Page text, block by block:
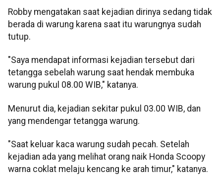
Robby mengatakan saat kejadian dirinya sedang tidak
berada di warung karena saat itu warungnya sudah
tutup.
"Saya mendapat informasi kejadian tersebut dari
tetangga sebelah warung saat hendak membuka
warung pukul 08.00 WIB," katanya.
Menurut dia, kejadian sekitar pukul 03.00 WIB, dan
yang mendengar tetangga warung.
"Saat keluar kaca warung sudah pecah. Setelah
kejadian ada yang melihat orang naik Honda Scoopy
warna coklat melaju kencang ke arah timur," katanya.